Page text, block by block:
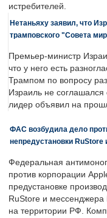
истребителей.
Нетаньяху заявил, что
трамповского "Совета
Премьер-министр
что у него есть
Трампом по вопросу
Израиль не
лидер объявил на
ФАС возбудила дело
непредустановки RuStore
Федеральная
против корпорации
предустановке
RuStore и
на территории РФ.